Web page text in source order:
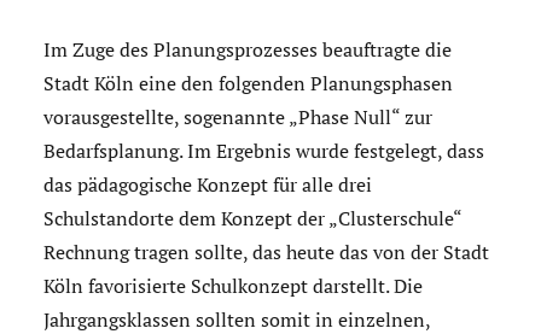
Im Zuge des Planungsprozesses beauftragte die
Stadt Köln eine den folgenden Planungsphasen
vorausgestellte, sogenannte „Phase Null“ zur
Bedarfsplanung. Im Ergebnis wurde festgelegt, dass
das pädagogische Konzept für alle drei
Schulstandorte dem Konzept der „Clusterschule“
Rechnung tragen sollte, das heute das von der Stadt
Köln favorisierte Schulkonzept darstellt. Die
Jahrgangsklassen sollten somit in einzelnen,